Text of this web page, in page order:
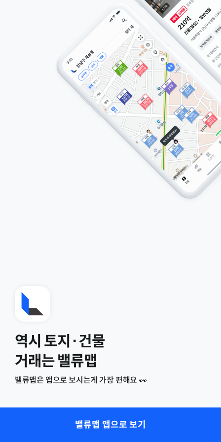
역시 토지·건물
거래는 밸류맵
밸류맵은 앱으로 보시는게 가장 편해요 👀
밸류맵 앱으로 보기